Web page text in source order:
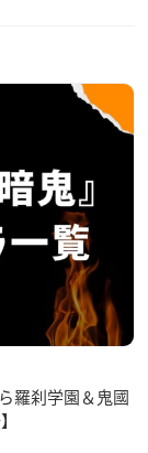
羅刹学園＆鬼國